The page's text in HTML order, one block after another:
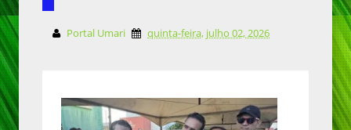
Portal Umari quinta-feira, julho 02, 2026